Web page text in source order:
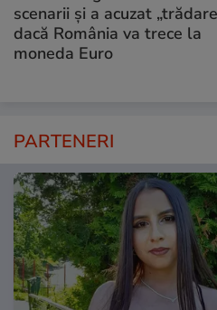
scenarii și a acuzat
dacă România va trece la
moneda Euro
PARTENERI